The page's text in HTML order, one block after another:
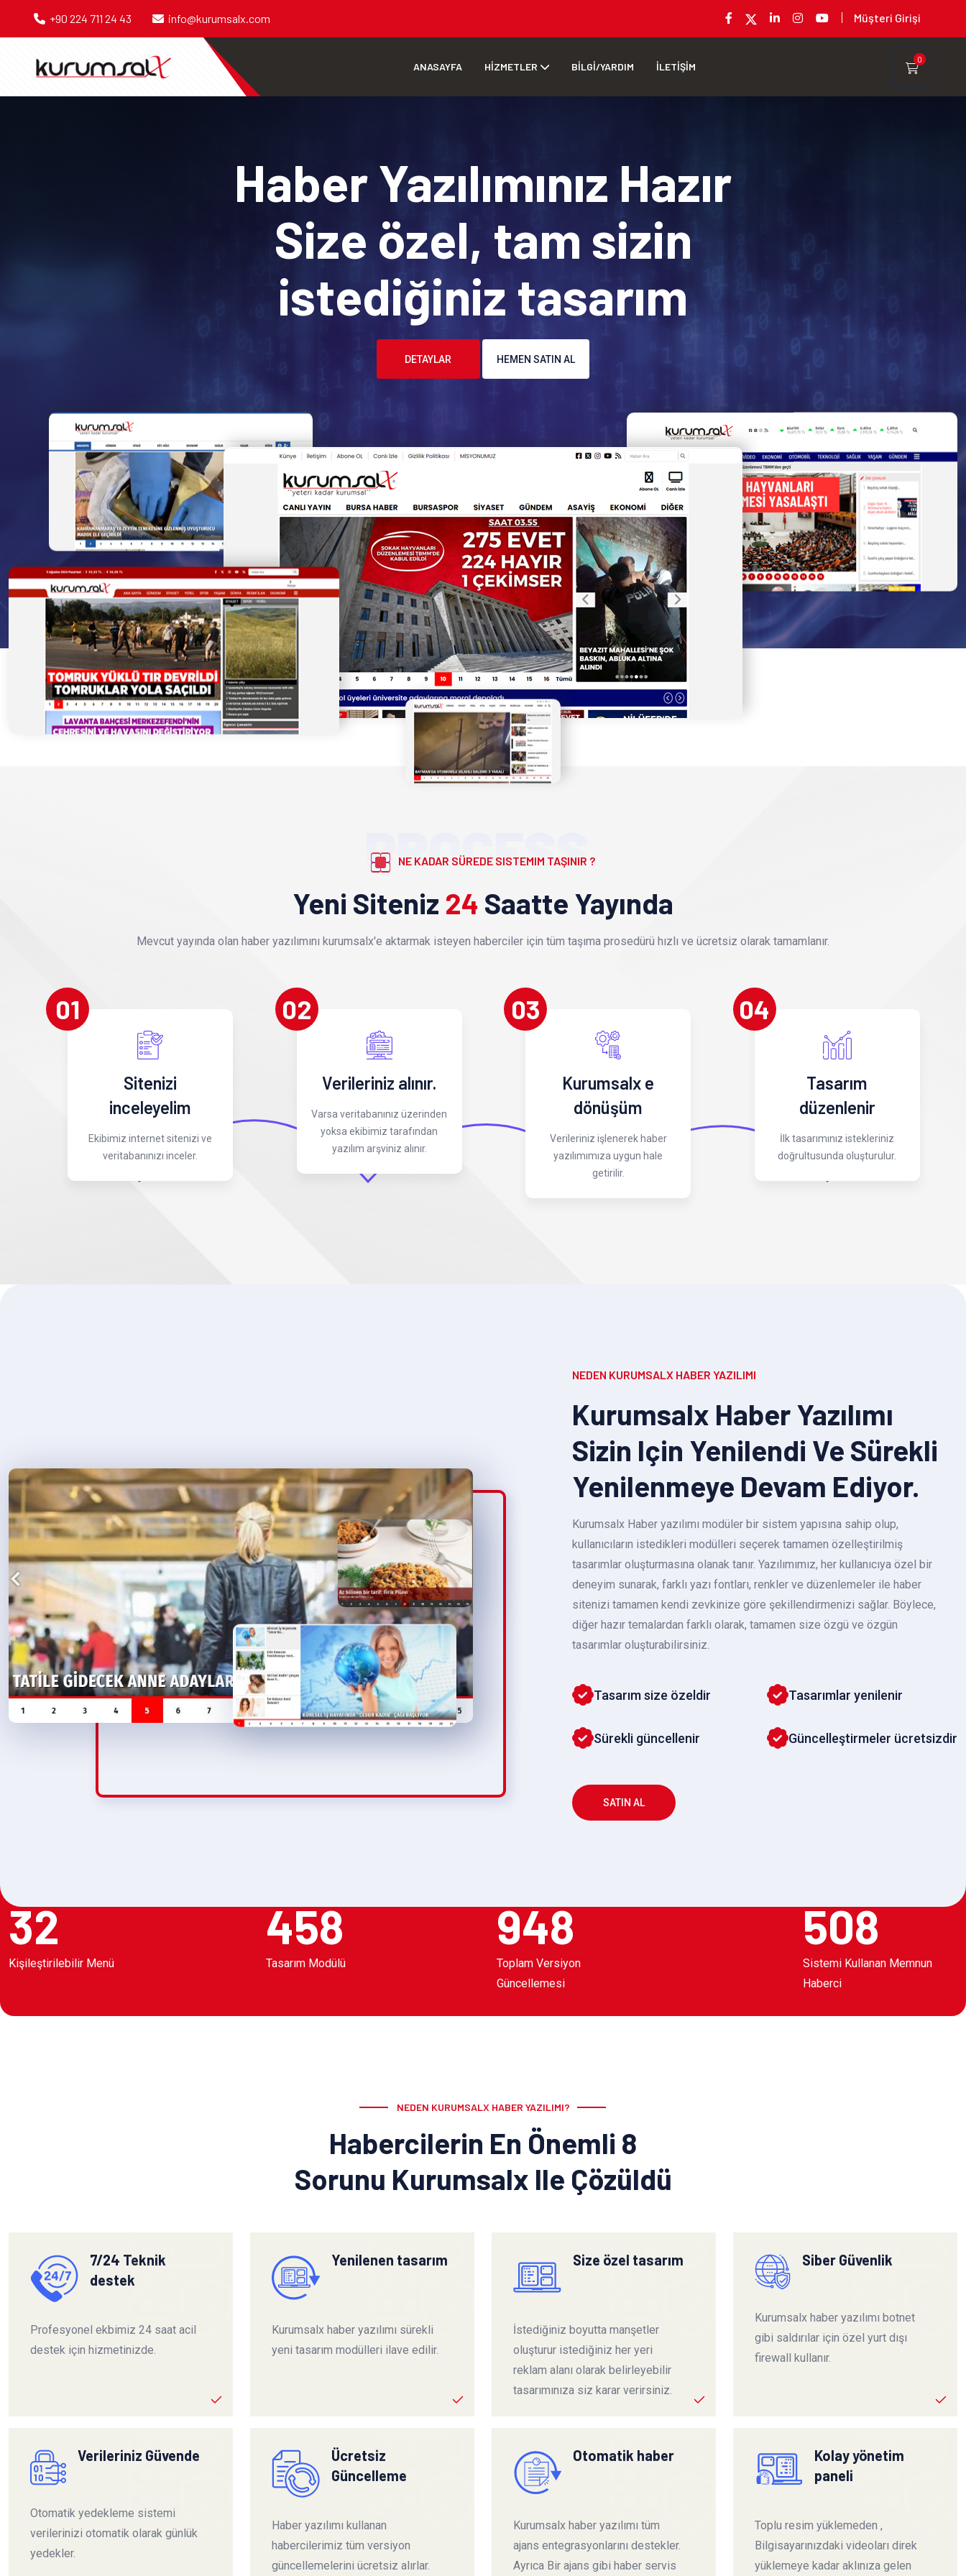
+90 224 711 24 43 info@kurumsalx.com Müşteri Girişi
ANASAYFA HİZMETLER BİLGİ/YARDIM İLETİŞİM
0
Haber Yazılımınız Hazır
Size özel, tam sizin
istediğiniz tasarım
DETAYLAR HEMEN SATIN AL
PROCESS
NE KADAR SÜREDE SISTEMIM TAŞINIR ?
Yeni Siteniz 24 Saatte Yayında
Mevcut yayında olan haber yazılımını kurumsalx'e aktarmak isteyen haberciler için tüm taşıma prosedürü hızlı ve ücretsiz olarak tamamlanır.
01
Sitenizi
inceleyelim
Ekibimiz internet sitenizi ve
veritabanınızı inceler.
02
Verileriniz alınır.
Varsa veritabanınız üzerinden
yoksa ekibimiz tarafından
yazılım arşviniz alınır.
03
Kurumsalx e
dönüşüm
Verileriniz işlenerek haber
yazılımımıza uygun hale
getirilir.
04
Tasarım
düzenlenir
İlk tasarımınız istekleriniz
doğrultusunda oluşturulur.
NEDEN KURUMSALX HABER YAZILIMI
Kurumsalx Haber Yazılımı
Sizin Için Yenilendi Ve Sürekli
Yenilenmeye Devam Ediyor.
Kurumsalx Haber yazılımı modüler bir sistem yapısına sahip olup,
kullanıcıların istedikleri modülleri seçerek tamamen özelleştirilmiş
tasarımlar oluşturmasına olanak tanır. Yazılımımız, her kullanıcıya özel bir
deneyim sunarak, farklı yazı fontları, renkler ve düzenlemeler ile haber
sitenizi tamamen kendi zevkinize göre şekillendirmenizi sağlar. Böylece,
diğer hazır temalardan farklı olarak, tamamen size özgü ve özgün
tasarımlar oluşturabilirsiniz.
Tasarım size özeldir
Sürekli güncellenir
Tasarımlar yenilenir
Güncelleştirmeler ücretsizdir
SATIN AL
32
Kişileştirilebilir Menü
458
Tasarım Modülü
948
Toplam Versiyon
Güncellemesi
508
Sistemi Kullanan Memnun
Haberci
NEDEN KURUMSALX HABER YAZILIMI?
Habercilerin En Önemli 8
Sorunu Kurumsalx Ile Çözüldü
7/24 Teknik
destek
Profesyonel ekbimiz 24 saat acil
destek için hizmetinizde.
Yenilenen tasarım
Kurumsalx haber yazılımı sürekli
yeni tasarım modülleri ilave edilir.
Size özel tasarım
İstediğiniz boyutta manşetler
oluşturur istediğiniz her yeri
reklam alanı olarak belirleyebilir
tasarımınıza siz karar verirsiniz.
Siber Güvenlik
Kurumsalx haber yazılımı botnet
gibi saldırılar için özel yurt dışı
firewall kullanır.
Verileriniz Güvende
Otomatik yedekleme sistemi
verilerinizi otomatik olarak günlük
yedekler.
Ücretsiz
Güncelleme
Haber yazılımı kullanan
habercilerimiz tüm versiyon
güncellemelerini ücretsiz alırlar.
Otomatik haber
Kurumsalx haber yazılımı tüm
ajans entegrasyonlarını destekler.
Ayrıca Bir ajans gibi haber servis
Kolay yönetim
paneli
Toplu resim yüklemeden ,
Bilgisayarınızdaki videoları direk
yüklemeye kadar aklınıza gelen